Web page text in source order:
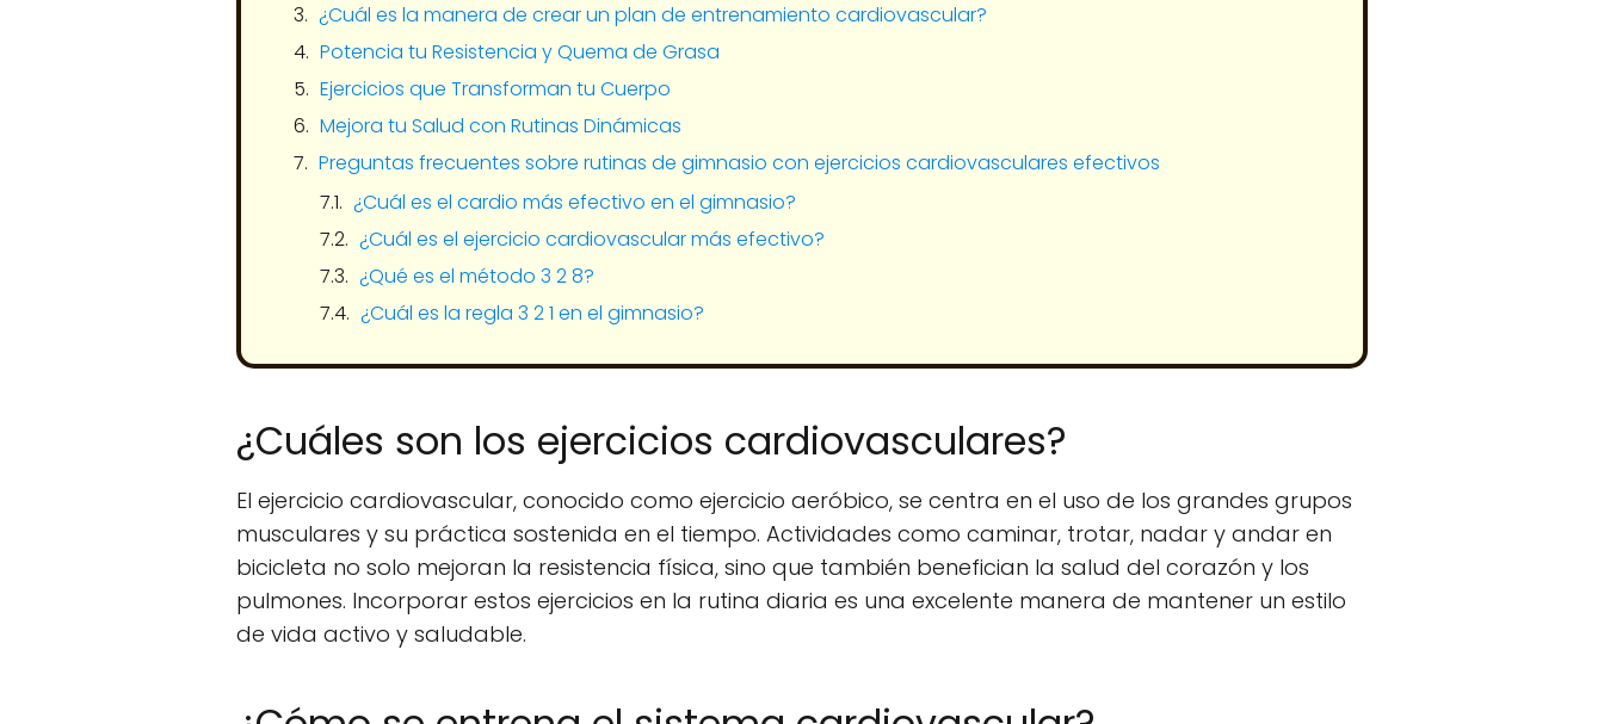
¿Cuál es la manera de crear un plan de entrenamiento cardiovascular?
Potencia tu Resistencia y Quema de Grasa
Ejercicios que Transforman tu Cuerpo
Mejora tu Salud con Rutinas Dinámicas
Preguntas frecuentes sobre rutinas de gimnasio con ejercicios cardiovasculares efectivos
¿Cuál es el cardio más efectivo en el gimnasio?
¿Cuál es el ejercicio cardiovascular más efectivo?
¿Qué es el método 3 2 8?
¿Cuál es la regla 3 2 1 en el gimnasio?
¿Cuáles son los ejercicios cardiovasculares?
El ejercicio cardiovascular, conocido como ejercicio aeróbico, se centra en el uso de los grandes grupos
musculares y su práctica sostenida en el tiempo. Actividades como caminar, trotar, nadar y andar en
bicicleta no solo mejoran la resistencia física, sino que también benefician la salud del corazón y los
pulmones. Incorporar estos ejercicios en la rutina diaria es una excelente manera de mantener un estilo
de vida activo y saludable.